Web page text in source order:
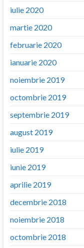
iulie 2020
martie 2020
februarie 2020
ianuarie 2020
noiembrie 2019
octombrie 2019
septembrie 2019
august 2019
iulie 2019
iunie 2019
aprilie 2019
decembrie 2018
noiembrie 2018
octombrie 2018